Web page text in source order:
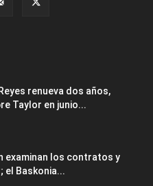
renueva dos años,
Taylor en junio...
examinan los contratos y
el Baskonia...